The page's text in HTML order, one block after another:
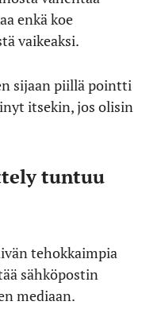
enkä koe
vaikeaksi.
sijaan piillä pointti
itsekin, jos olisin
tuntuu
tehokkaimpia
sähköpostin
mediaan.